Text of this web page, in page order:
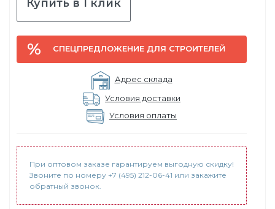
Купить в 1 клик
СПЕЦПРЕДЛОЖЕНИЕ ДЛЯ СТРОИТЕЛЕЙ
Адрес склада
Условия доставки
Условия оплаты
При оптовом заказе гарантируем выгодную скидку!
Звоните по номеру +7 (495) 212-06-41 или закажите
обратный звонок.